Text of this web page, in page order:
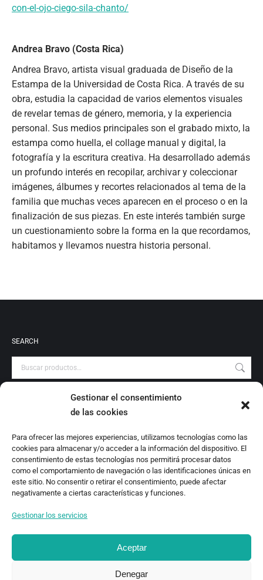
Gestionar el consentimiento
de las cookies
Para ofrecer las mejores experiencias, utilizamos tecnologías como las
cookies para almacenar y/o acceder a la información del dispositivo. El
consentimiento de estas tecnologías nos permitirá procesar datos
como el comportamiento de navegación o las identificaciones únicas en
este sitio. No consentir o retirar el consentimiento, puede afectar
negativamente a ciertas características y funciones.
Gestionar los servicios
Aceptar
Denegar
con-el-ojo-ciego-sila-chanto/
Andrea Bravo (Costa Rica)
Andrea Bravo, artista visual graduada de Diseño de la
Estampa de la Universidad de Costa Rica. A través de su
obra, estudia la capacidad de varios elementos visuales
de revelar temas de género, memoria, y la experiencia
personal. Sus medios principales son el grabado mixto, la
estampa como huella, el collage manual y digital, la
fotografía y la escritura creativa. Ha desarrollado además
un profundo interés en recopilar, archivar y coleccionar
imágenes, álbumes y recortes relacionados al tema de la
familia que muchas veces aparecen en el proceso o en la
finalización de sus piezas. En este interés también surge
un cuestionamiento sobre la forma en la que recordamos,
habitamos y llevamos nuestra historia personal.
SEARCH
PRODUCT CATEGORIES
Catálogo
Escrituras Locales
Estudio
Investigación